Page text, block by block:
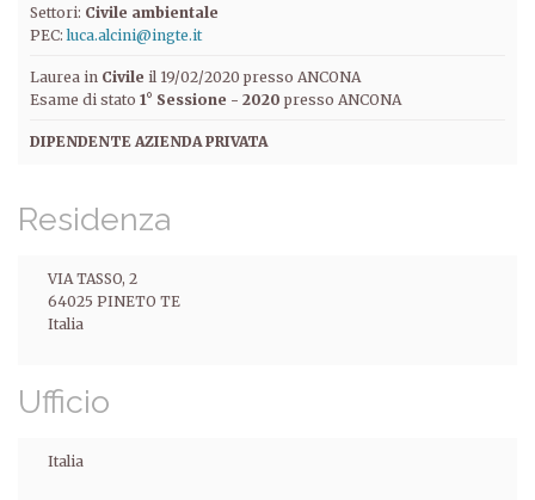
Settori: Civile ambientale
PEC:luca.alcini@ingte.it
Laurea in Civile il 19/02/2020 presso ANCONA
Esame di stato 1° Sessione - 2020 presso ANCONA
DIPENDENTE AZIENDA PRIVATA
Residenza
VIA TASSO, 2
64025 PINETO TE
Italia
Ufficio
Italia